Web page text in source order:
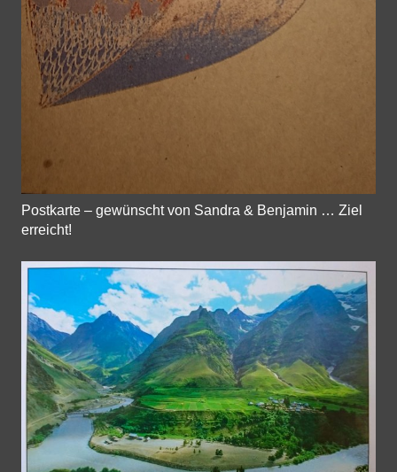
Postkarte – gewünscht von Sandra & Benjamin … Ziel
erreicht!